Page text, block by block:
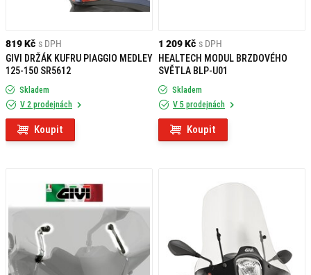
819 Kč s DPH
GIVI DRŽÁK KUFRU PIAGGIO MEDLEY
125-150 SR5612
Skladem
V 2 prodejnách
Koupit
1 209 Kč s DPH
HEALTECH MODUL BRZDOVÉHO
SVĚTLA BLP-U01
Skladem
V 5 prodejnách
Koupit